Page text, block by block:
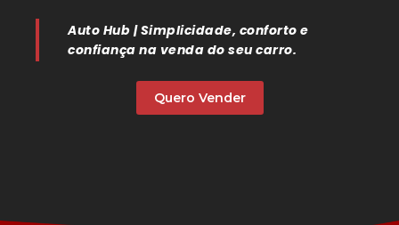
Auto Hub | Simplicidade, conforto e
confiança na venda do seu carro.
Quero Vender